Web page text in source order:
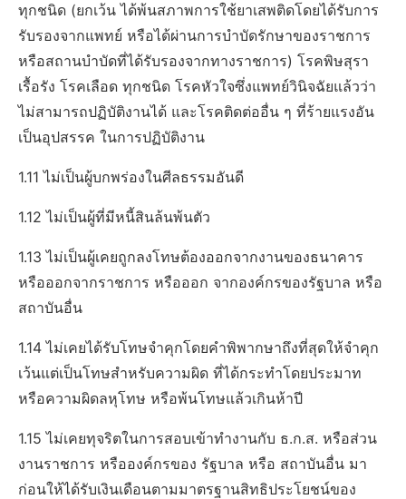
ทุกชนิด (ยกเว้น ได้พ้นสภาพการใช้ยาเสพติดโดยได้รับการ
รับรองจากแพทย์ หรือได้ผ่านการบําบัดรักษาของราชการ
หรือสถานบําบัดที่ได้รับรองจากทางราชการ) โรคพิษสุรา
เรื้อรัง โรคเลือด ทุกชนิด โรคหัวใจซึ่งแพทย์วินิจฉัยแล้วว่า
ไม่สามารถปฏิบัติงานได้ และโรคติดต่ออื่น ๆ ที่ร้ายแรงอัน
เป็นอุปสรรค ในการปฏิบัติงาน
1.11 ไม่เป็นผู้บกพร่องในศีลธรรมอันดี
1.12 ไม่เป็นผู้ที่มีหนี้สินล้นพ้นตัว
1.13 ไม่เป็นผู้เคยถูกลงโทษต้องออกจากงานของธนาคาร
หรือออกจากราชการ หรือออก จากองค์กรของรัฐบาล หรือ
สถาบันอื่น
1.14 ไม่เคยได้รับโทษจําคุกโดยคําพิพากษาถึงที่สุดให้จําคุก
เว้นแต่เป็นโทษสําหรับความผิด ที่ได้กระทําโดยประมาท
หรือความผิดลหุโทษ หรือพ้นโทษแล้วเกินห้าปี
1.15 ไม่เคยทุจริตในการสอบเข้าทํางานกับ ธ.ก.ส. หรือส่วน
งานราชการ หรือองค์กรของ รัฐบาล หรือ สถาบันอื่น มา
ก่อนให้ได้รับเงินเดือนตามมาตรฐานสิทธิประโยชน์ของ